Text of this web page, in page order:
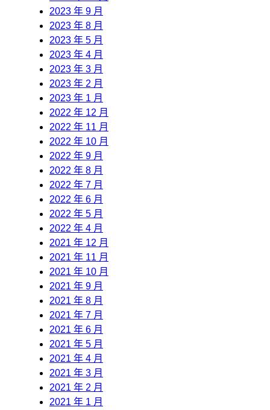
2023 年 9 月
2023 年 8 月
2023 年 5 月
2023 年 4 月
2023 年 3 月
2023 年 2 月
2023 年 1 月
2022 年 12 月
2022 年 11 月
2022 年 10 月
2022 年 9 月
2022 年 8 月
2022 年 7 月
2022 年 6 月
2022 年 5 月
2022 年 4 月
2021 年 12 月
2021 年 11 月
2021 年 10 月
2021 年 9 月
2021 年 8 月
2021 年 7 月
2021 年 6 月
2021 年 5 月
2021 年 4 月
2021 年 3 月
2021 年 2 月
2021 年 1 月